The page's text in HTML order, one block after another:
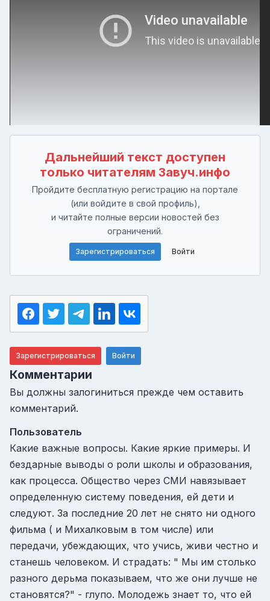
Дальнейший текст доступен
только читателям Завуч.инфо
Пройдите бесплатную регистрацию на портале
(или войдите в свой профиль),
и читайте полные версии новостей без
ограничений.
Зарегистрироваться Войти
Зарегистрироваться Войти
Комментарии
Вы должны залогиниться прежде чем оставить
комментарий.
Пользователь
Какие важные вопросы. Какие яркие примеры. И
бездарные выводы о роли школы и образования,
как процесса. Общество через СМИ навязывает
определенную систему поведения, ей дети и
следуют. За последние 20 лет не снято ни одного
фильма ( и Михалковым в том числе) или
передачи, убеждающих, что учись, живи честно и
станешь человеком. И страдать: " Мы им столько
разного дерьма показываем, что же они лучше не
становятся?" - глупо. Молодежь знает то, что ей